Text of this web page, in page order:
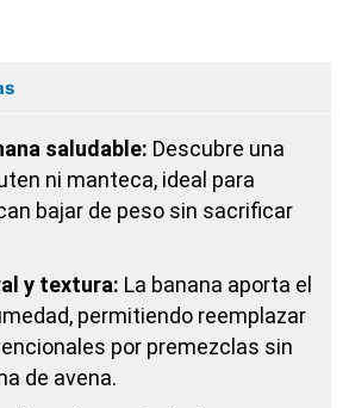
saludable: Descubre una
ni manteca, ideal para
bajar de peso sin sacrificar
y textura: La banana aporta el
permitiendo reemplazar
por premezclas sin
de avena.